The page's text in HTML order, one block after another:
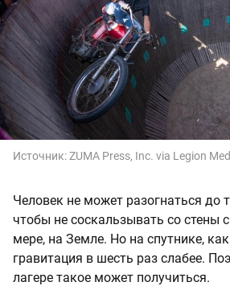
Источник:ZUMA Press, Inc. via Legion
Человек не может разогнаться до
чтобы не соскальзывать со стены
мере, на Земле. Но на спутнике,
гравитация в шесть раз слабее.
лагере такое может получиться.